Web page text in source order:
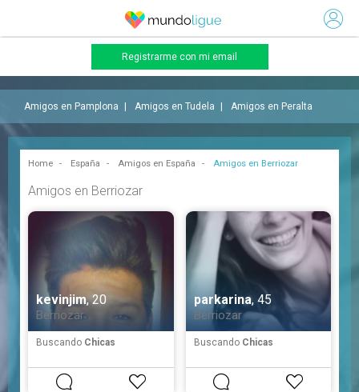
Registrarme con mi email
Amigos en Pamplona Amigos en Tudela Amigos en Peralta
Amigos en Berriozar
Home España Amigos en España Amigos en Berriozar
kevinjim, 20
Berriozar
Buscando Chicas
parkarina, 45
Berriozar
Buscando Chicas